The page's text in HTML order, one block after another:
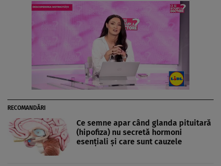
RECOMANDĂRI
Ce semne apar când glanda pituitară
(hipofiza) nu secretă hormoni
esențiali și care sunt cauzele